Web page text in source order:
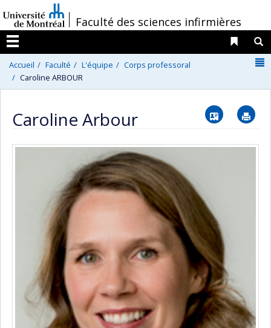
au
contenu
/Faculté des sciences infirmières
Menu
Liens
Accueil Faculté L'équipe
Corps professoral
Caroline ARBOUR
Caroline Arbour Vcard